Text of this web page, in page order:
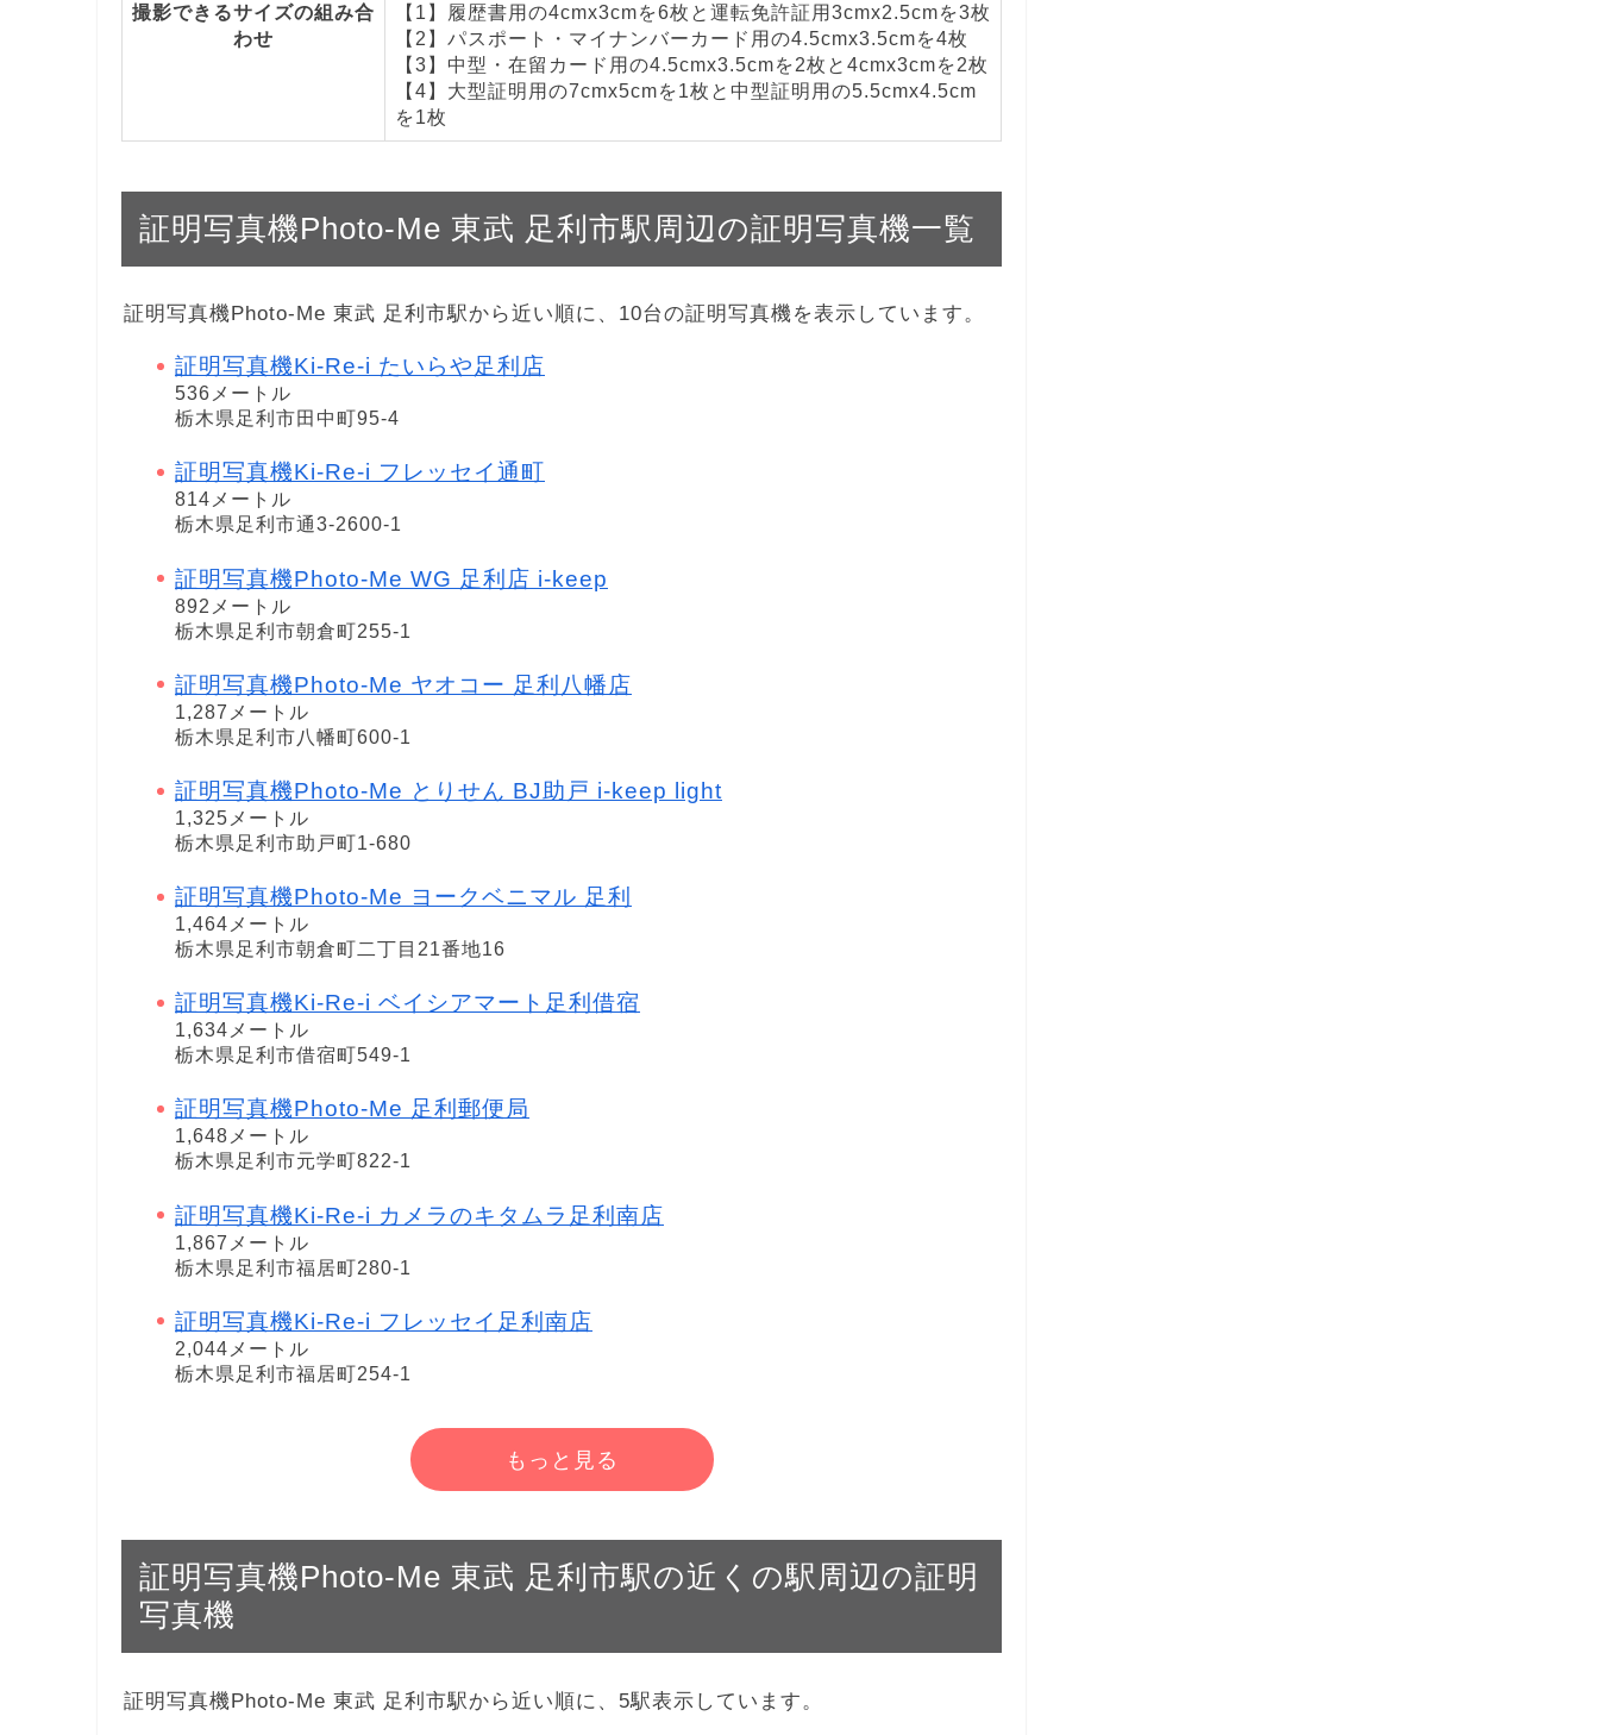
撮影できるサイズの組み合
わせ
【1】履歴書用の4cmx3cmを6枚と運転免許証用3cmx2.5cmを3枚
【2】パスポート・マイナンバーカード用の4.5cmx3.5cmを4枚
【3】中型・在留カード用の4.5cmx3.5cmを2枚と4cmx3cmを2枚
【4】大型証明用の7cmx5cmを1枚と中型証明用の5.5cmx4.5cm
を1枚
証明写真機Photo-Me 東武 足利市駅周辺の証明写真機一覧
証明写真機Photo-Me 東武 足利市駅から近い順に、10台の証明写真機を表示しています。
証明写真機Ki-Re-i たいらや足利店
536メートル
栃木県足利市田中町95-4
証明写真機Ki-Re-i フレッセイ通町
814メートル
栃木県足利市通3-2600-1
証明写真機Photo-Me WG 足利店 i-keep
892メートル
栃木県足利市朝倉町255-1
証明写真機Photo-Me ヤオコー 足利八幡店
1,287メートル
栃木県足利市八幡町600-1
証明写真機Photo-Me とりせん BJ助戸 i-keep light
1,325メートル
栃木県足利市助戸町1-680
証明写真機Photo-Me ヨークベニマル 足利
1,464メートル
栃木県足利市朝倉町二丁目21番地16
証明写真機Ki-Re-i ベイシアマート足利借宿
1,634メートル
栃木県足利市借宿町549-1
証明写真機Photo-Me 足利郵便局
1,648メートル
栃木県足利市元学町822-1
証明写真機Ki-Re-i カメラのキタムラ足利南店
1,867メートル
栃木県足利市福居町280-1
証明写真機Ki-Re-i フレッセイ足利南店
2,044メートル
栃木県足利市福居町254-1
もっと見る
証明写真機Photo-Me 東武 足利市駅の近くの駅周辺の証明
写真機
証明写真機Photo-Me 東武 足利市駅から近い順に、5駅表示しています。